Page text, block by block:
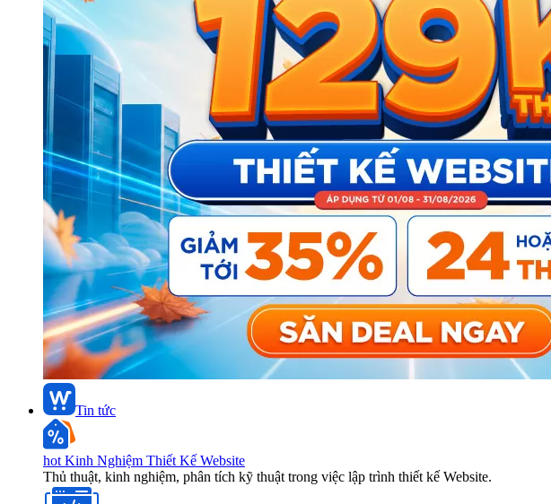
Tin tức
hot Kinh Nghiệm Thiết Kế Website
Thủ thuật, kinh nghiệm, phân tích kỹ thuật trong việc lập trình thiết kế Website.